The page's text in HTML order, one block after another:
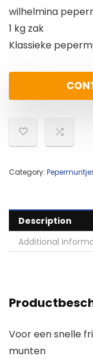
wilhelmina
1 kg zak
Klassieke
Category:
Description
Additional
Voor een snelle
munten